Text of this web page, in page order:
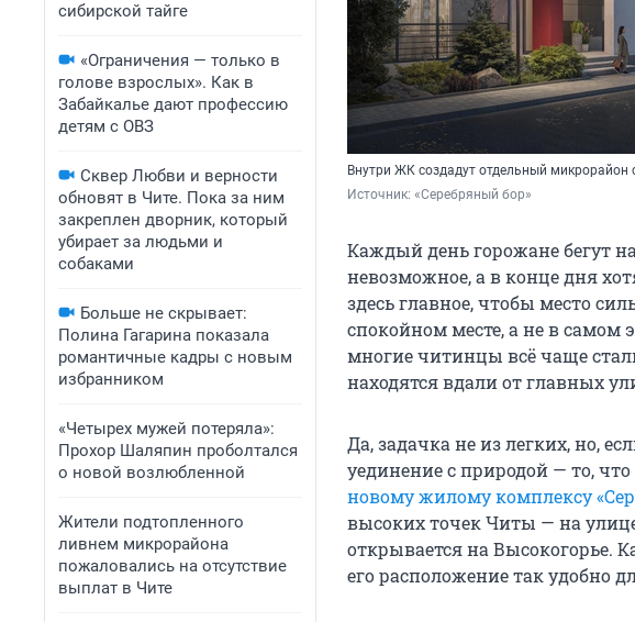
сибирской тайге
«Ограничения — только в
голове взрослых». Как в
Забайкалье дают профессию
детям с ОВЗ
Сквер Любви и верности
обновят в Чите. Пока за ним
закреплен дворник, который
убирает за людьми и
собаками
Больше не скрывает:
Полина Гагарина показала
романтичные кадры с новым
избранником
«Четырех мужей потеряла»:
Прохор Шаляпин проболтался
о новой возлюбленной
Жители подтопленного
ливнем микрорайона
пожаловались на отсутствие
выплат в Чите
Внутри ЖК создадут отдельный микрорайон
Источник: «Серебряный бор»
Каждый день горожане бегут
невозможное, а в конце дня
здесь главное, чтобы место
спокойном месте, а не в самом
многие читинцы всё чаще
находятся вдали от главных
Да, задачка не из легких, но,
уединение с природой — то,
новому жилому комплексу
высоких точек Читы — на
открывается на Высокогорье.
его расположение так удобно